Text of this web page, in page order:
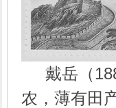
戴岳（
农，薄有田